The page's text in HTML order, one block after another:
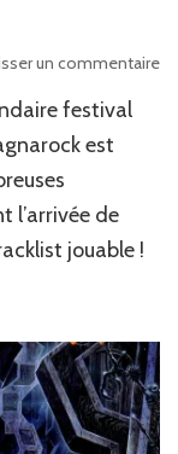
un commentaire
le
festival
est
l’arrivée de
jouable !